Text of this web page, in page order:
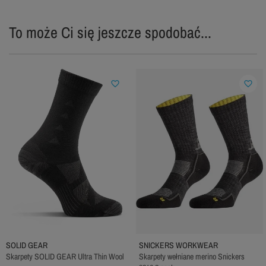
To może Ci się jeszcze spodobać...
SOLID GEAR
Skarpety SOLID GEAR Ultra Thin Wool
favorite_border
SNICKERS WORKWEAR
Skarpety wełniane merino Snickers
favorite_border